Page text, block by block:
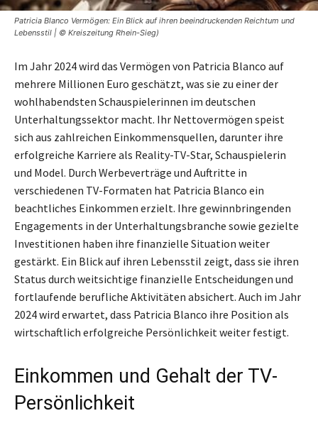
Patricia Blanco Vermögen: Ein Blick auf ihren beeindruckenden Reichtum und
Lebensstil | © Kreiszeitung Rhein-Sieg)
Im Jahr 2024 wird das Vermögen von Patricia Blanco auf
mehrere Millionen Euro geschätzt, was sie zu einer der
wohlhabendsten Schauspielerinnen im deutschen
Unterhaltungssektor macht. Ihr Nettovermögen speist
sich aus zahlreichen Einkommensquellen, darunter ihre
erfolgreiche Karriere als Reality-TV-Star, Schauspielerin
und Model. Durch Werbeverträge und Auftritte in
verschiedenen TV-Formaten hat Patricia Blanco ein
beachtliches Einkommen erzielt. Ihre gewinnbringenden
Engagements in der Unterhaltungsbranche sowie gezielte
Investitionen haben ihre finanzielle Situation weiter
gestärkt. Ein Blick auf ihren Lebensstil zeigt, dass sie ihren
Status durch weitsichtige finanzielle Entscheidungen und
fortlaufende berufliche Aktivitäten absichert. Auch im Jahr
2024 wird erwartet, dass Patricia Blanco ihre Position als
wirtschaftlich erfolgreiche Persönlichkeit weiter festigt.
Einkommen und Gehalt der TV-
Persönlichkeit